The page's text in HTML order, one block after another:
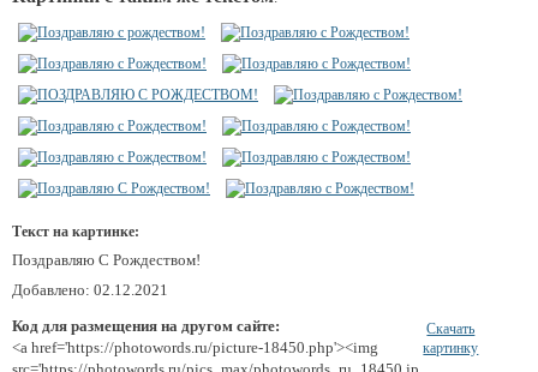
Текст на картинке:
Поздравляю С Рождеством!
Добавлено: 02.12.2021
Код для размещения на другом сайте:
<a href='https://photowords.ru/picture-18450.php'><img
Скачать
картинку